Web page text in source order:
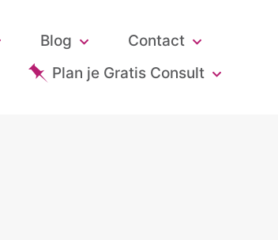
Blog
Contact
Plan je Gratis Consult